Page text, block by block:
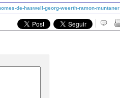
de-haswell-georg-weerth-ramon-muntaner